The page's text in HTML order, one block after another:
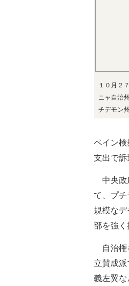
１０月２
ニャ自治
チデモン
ペイン
支出で訴
中央政
て、プ
規模な
部を強く
自治権
立賛成
義左翼